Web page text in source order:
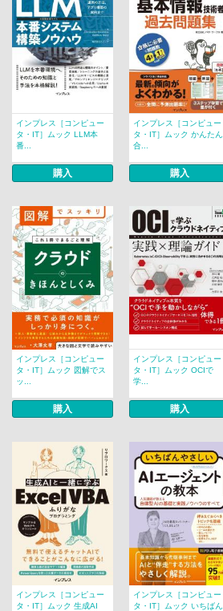
インプレス［コンピュー
タ・IT］ムック LLM本
番...
購入
インプレス［コンピュー
タ・IT］ムック かんたん
合...
購入
インプレス［コンピュー
タ・IT］ムック 図解でス
ッ...
購入
インプレス［コンピュー
タ・IT］ムック OCIで
学...
購入
インプレス［コンピュー
タ・IT］ムック 生成AI
インプレス［コンピュー
タ・IT］ムック いちばん